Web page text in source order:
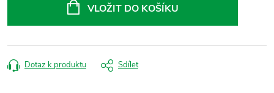
VLOŽIT DO KOŠÍKU
Dotaz k produktu Sdílet